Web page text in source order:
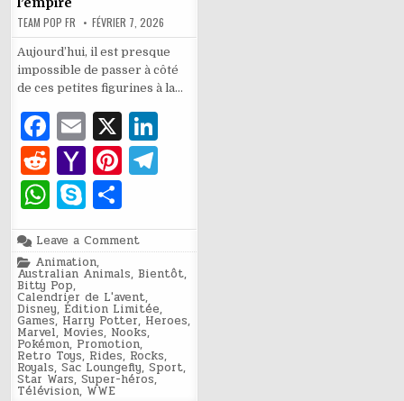
TEAM POP FR FÉVRIER 7, 2026
Aujourd’hui, il est presque
impossible de passer à côté
de ces petites figurines à la…
F
a
c
e
b
o
o
k
E
m
ai
l
X
dI
n
R
e
d
di
t
Y
a
h
o
o
M
ai
l
Pi
re
st
g
ra
m
W
h
at
s
A
p
p
S
k
y
p
e
ar
ta
g
er
Leave a Commenton
L’histoire
Funko
des
bobbleheads
de
garage
à
l’empire
Posted
in
Animation,
Australian Animals,Bientôt,
Bitty Pop,
Calendrier de L'avent,
Disney, Édition Limitée,
Games, Harry Potter, Heroes,
Marvel, Movies, Nooks,
Pokémon, Promotion,
Retro Toys, Rides, Rocks,
Royals,Sac Loungefly,Sport,
Star Wars,Super-héros,
Télévision, WWE